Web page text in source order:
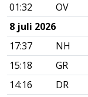
01:32
OV
8 juli 2026
17:37
NH
15:18
GR
14:16
DR